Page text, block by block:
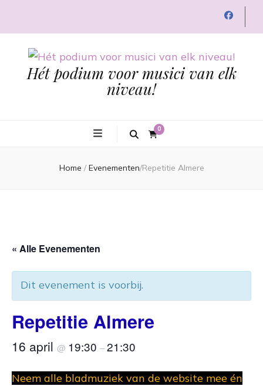
Hét podium voor musici van elk
niveau!
0
Home / Evenementen/Repetitie Almere
« Alle Evenementen
Dit evenement is voorbij.
Repetitie Almere
16 april @ 19:30 –21:30
Neem alle bladmuziek van de website mee én